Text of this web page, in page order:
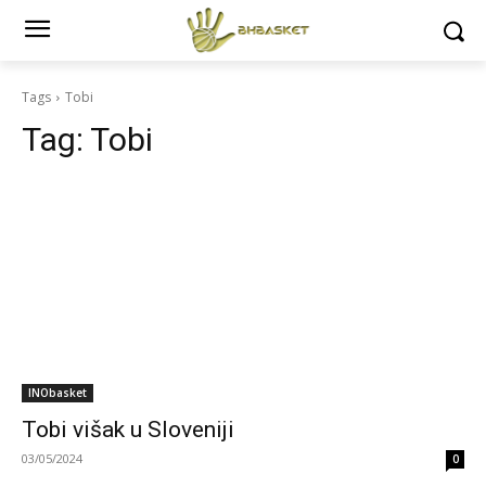
Tags Tobi
Tag: Tobi
INObasket
Tobi višak u Sloveniji
03/05/2024 0